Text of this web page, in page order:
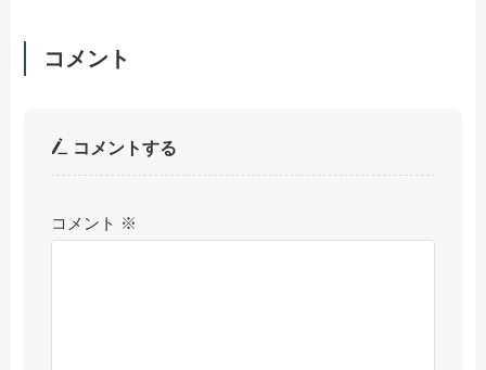
コメント
コメントする
コメント ※